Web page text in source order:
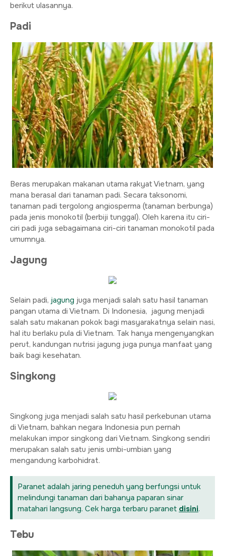
berikut ulasannya.
Padi
Beras merupakan makanan utama rakyat Vietnam, yang
mana berasal dari tanaman padi. Secara taksonomi,
tanaman padi tergolong angiosperma (tanaman berbunga)
pada jenis monokotil (berbiji tunggal). Oleh karena itu ciri-
ciri padi juga sebagaimana ciri-ciri tanaman monokotil pada
umumnya.
Jagung
Selain padi, jagung juga menjadi salah satu hasil tanaman
pangan utama di Vietnam. Di Indonesia, jagung menjadi
salah satu makanan pokok bagi masyarakatnya selain nasi,
hal itu berlaku pula di Vietnam. Tak hanya mengenyangkan
perut, kandungan nutrisi jagung juga punya manfaat yang
baik bagi kesehatan.
Singkong
Singkong juga menjadi salah satu hasil perkebunan utama
di Vietnam, bahkan negara Indonesia pun pernah
melakukan impor singkong dari Vietnam. Singkong sendiri
merupakan salah satu jenis umbi-umbian yang
mengandung karbohidrat.
Paranet adalah jaring peneduh yang berfungsi untuk
melindungi tanaman dari bahanya paparan sinar
matahari langsung. Cek harga terbaru paranet disini.
Tebu